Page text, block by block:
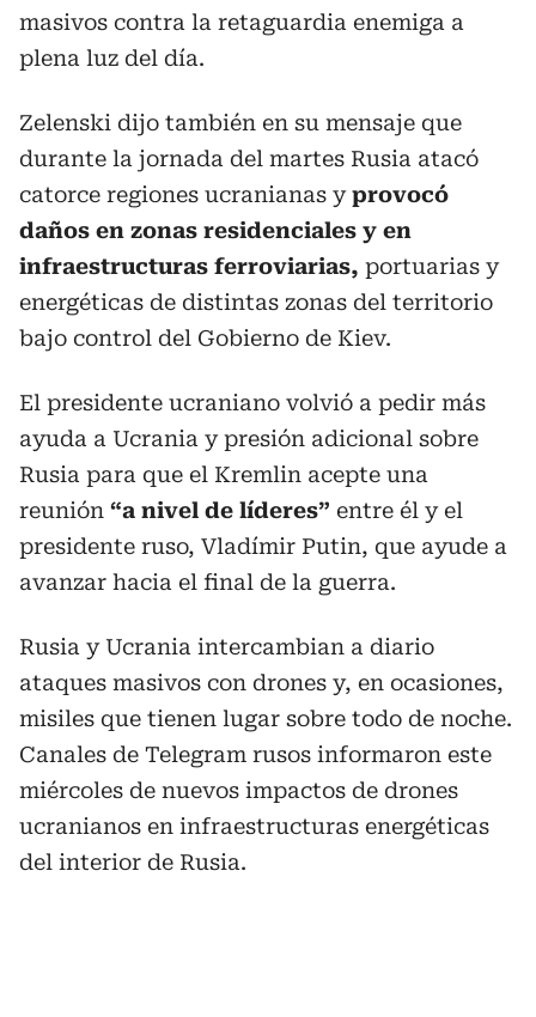
masivos contra la retaguardia enemiga a
plena luz del día.
Zelenski dijo también en su mensaje que
durante la jornada del martes Rusia atacó
catorce regiones ucranianas yprovocó
daños en zonas residenciales y en
infraestructuras ferroviarias, portuarias y
energéticas de distintas zonas del territorio
bajo control del Gobierno de Kiev.
El presidente ucraniano volvió a pedir más
ayuda a Ucrania y presión adicional sobre
Rusia para que el Kremlin acepte una
reunión “a nivel de líderes” entre él y el
presidente ruso, Vladímir Putin, que ayude a
avanzar hacia el final de la guerra.
Rusia y Ucrania intercambian a diario
ataques masivos con drones y, en ocasiones,
misiles que tienen lugar sobre todo de noche.
Canales de Telegram rusos informaron este
miércoles de nuevos impactos de drones
ucranianos en infraestructuras energéticas
del interior de Rusia.